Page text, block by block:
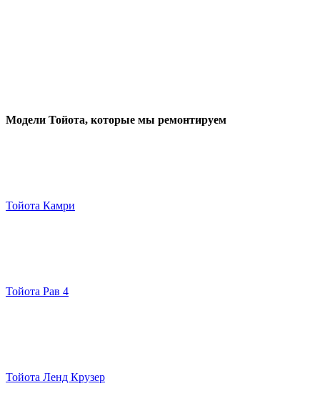
Модели Тойота, которые мы ремонтируем
Тойота Камри
Тойота Рав 4
Тойота Ленд Крузер